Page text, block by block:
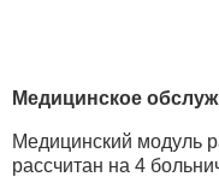
Медицинское
Медицинский модуль
рассчитан на 4